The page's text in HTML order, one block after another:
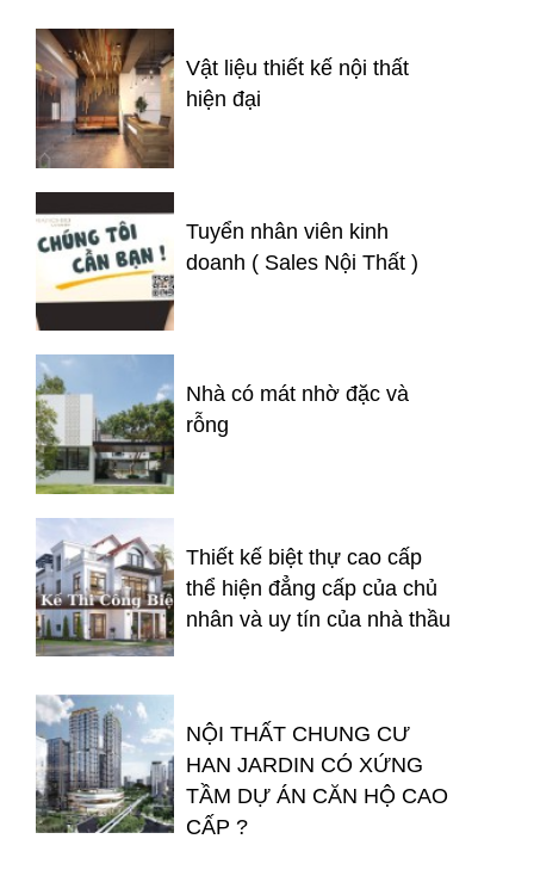
Vật liệu thiết kế nội thất
hiện đại
Tuyển nhân viên kinh
doanh ( Sales Nội Thất )
Nhà có mát nhờ đặc và
rỗng
Thiết kế biệt thự cao cấp
thể hiện đẳng cấp của chủ
nhân và uy tín của nhà thầu
NỘI THẤT CHUNG CƯ
HAN JARDIN CÓ XỨNG
TẦM DỰ ÁN CĂN HỘ CAO
CẤP ?